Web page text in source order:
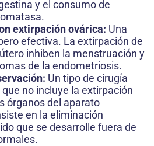
y el consumo de
extirpación ovárica: Una
efectiva. La extirpación de
inhiben la menstruación y
de la endometriosis.
Un tipo de cirugía
no incluye la extirpación
órganos del aparato
en la eliminación
que se desarrolle fuera de